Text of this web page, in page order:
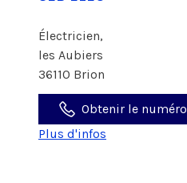
Électricien,
les Aubiers
36110 Brion
Obtenir le numéro
Plus d'infos